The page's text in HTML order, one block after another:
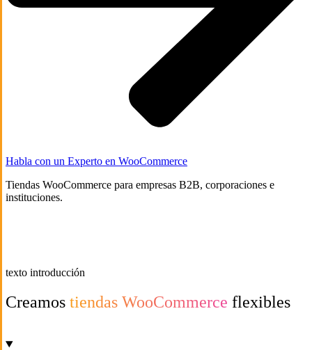
Habla con un Experto en WooCommerce
Tiendas WooCommerce para empresas B2B, corporaciones e
instituciones.
texto introducción
Creamos tiendas WooCommerce flexibles